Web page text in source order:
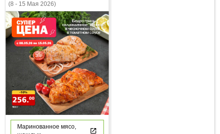
(8 - 15 Мая 2026)
Маринованное мясо,